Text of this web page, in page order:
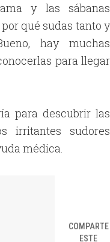
y las sábanas
qué sudas tanto y
hay muchas
para llegar
para descubrir las
irritantes sudores
médica.
COMPARTE
ESTE